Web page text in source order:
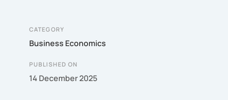
CATEGORY
Business Economics
PUBLISHED ON
14 December 2025